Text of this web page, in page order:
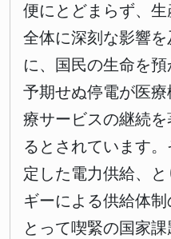
便にとどまらず、
全体に深刻な影響
に、国民の生命を預
予期せぬ停電が医
療サービスの継続
るとされています
定した電力供給、
ギーによる供給体
とって喫緊の国家